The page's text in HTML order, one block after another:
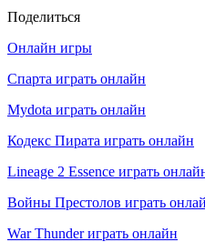
Поделиться
Онлайн игры
Спарта играть онлайн
Mydota играть онлайн
Кодекс Пирата играть онлайн
Lineage 2 Essence играть
Войны Престолов играть
War Thunder играть онлайн